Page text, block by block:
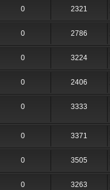
0 2321
0 2786
0 3224
0 2406
0 3333
0 3371
0 3505
0 3263